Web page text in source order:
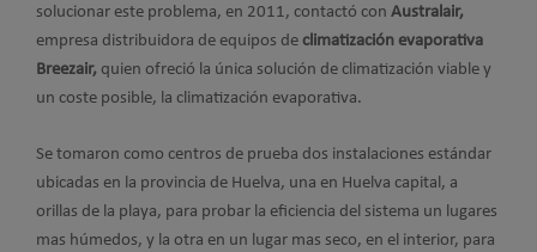
solucionar este problema, en 2011, contactó con Australair,
empresa distribuidora de equipos de climatización evaporativa
Breezair, quien ofreció la única solución de climatización viable y
un coste posible, la climatización evaporativa.
Se tomaron como centros de prueba dos instalaciones estándar
ubicadas en la provincia de Huelva, una en Huelva capital, a
orillas de la playa, para probar la eficiencia del sistema un lugares
mas húmedos, y la otra en un lugar mas seco, en el interior, para